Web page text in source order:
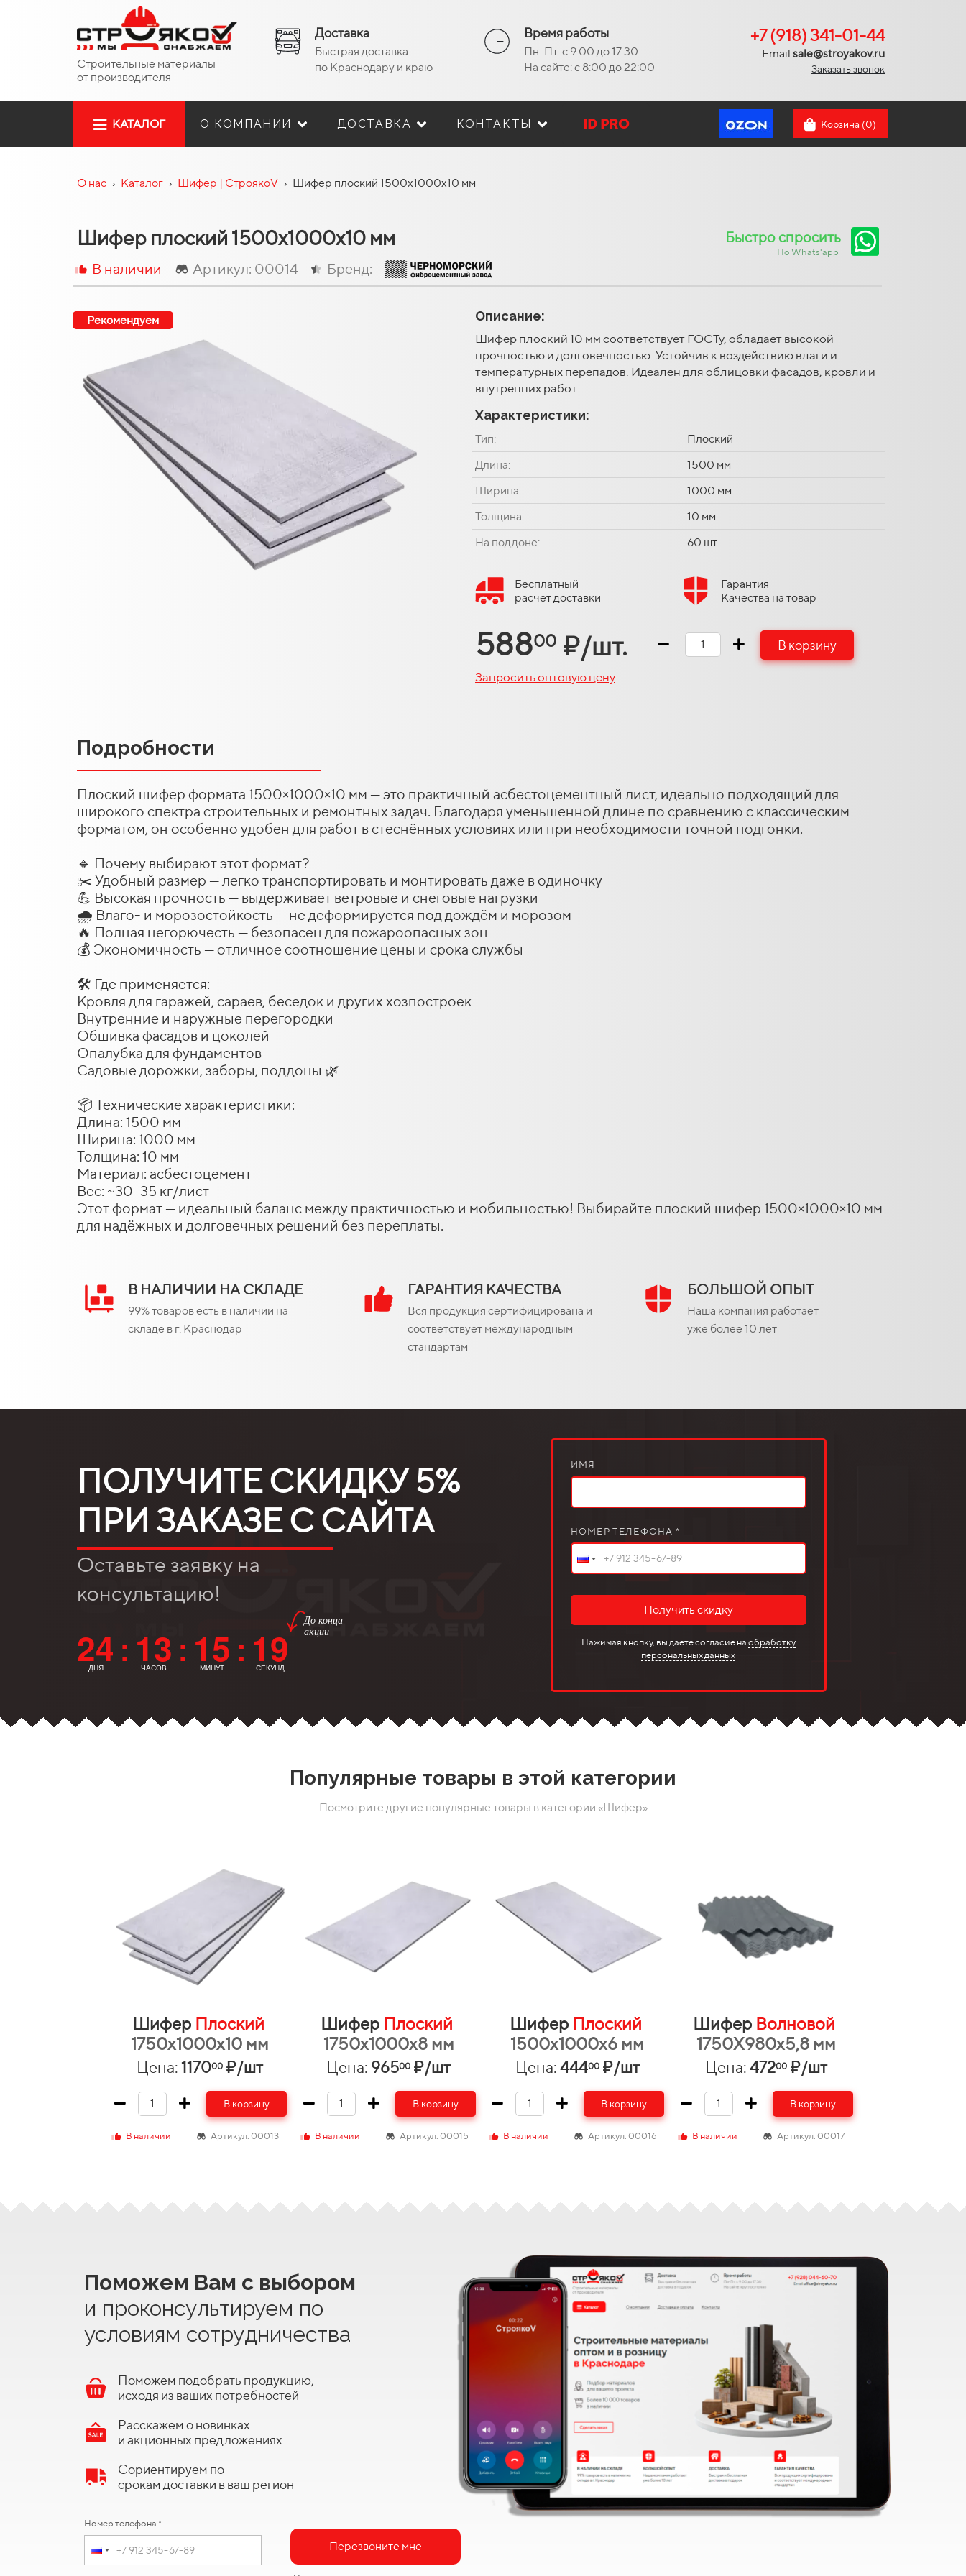
Строительные материалы
от производителя
Доставка
Быстрая доставка
по Краснодару и краю
Время работы
Пн-Пт: с 9:00 до 17:30
На сайте: с 8:00 до 22:00
+7 (918) 341-01-44
Email:sale@stroyakov.ru
Заказать звонок
КАТАЛОГ О КОМПАНИИ ДОСТАВКА КОНТАКТЫ ID PRO Корзина (0)
О нас › Каталог › Шифер | СтроякоV › Шифер плоский 1500х1000х10 мм
Шифер плоский 1500х1000х10 мм Быстро спросить
По Whats'app
В наличии Артикул: 00014 Бренд:
Рекомендуем Описание:
Шифер плоский 10 мм соответствует ГОСТу, обладает высокой
прочностью и долговечностью. Устойчив к воздействию влаги и
температурных перепадов. Идеален для облицовки фасадов, кровли и
внутренних работ.
Характеристики:
Тип:
Плоский
Длина:
1500 мм
Ширина:
1000 мм
Толщина:
10 мм
На поддоне:
60 шт
Бесплатный
расчет доставки
Гарантия
Качества на товар
58800 ₽/шт.
Запросить оптовую цену
В корзину
Подробности
Плоский шифер формата 1500×1000×10 мм — это практичный асбестоцементный лист, идеально подходящий для
широкого спектра строительных и ремонтных задач. Благодаря уменьшенной длине по сравнению с классическим
форматом, он особенно удобен для работ в стеснённых условиях или при необходимости точной подгонки.
🔹 Почему выбирают этот формат?
✂️ Удобный размер — легко транспортировать и монтировать даже в одиночку
💪 Высокая прочность — выдерживает ветровые и снеговые нагрузки
🌧️ Влаго- и морозостойкость — не деформируется под дождём и морозом
🔥 Полная негорючесть — безопасен для пожароопасных зон
💰 Экономичность — отличное соотношение цены и срока службы
🛠️ Где применяется:
Кровля для гаражей, сараев, беседок и других хозпостроек
Внутренние и наружные перегородки
Обшивка фасадов и цоколей
Опалубка для фундаментов
Садовые дорожки, заборы, поддоны 🌿
📦 Технические характеристики:
Длина: 1500 мм
Ширина: 1000 мм
Толщина: 10 мм
Материал: асбестоцемент
Вес: ~30–35 кг/лист
Этот формат — идеальный баланс между практичностью и мобильностью! Выбирайте плоский шифер 1500×1000×10 мм
для надёжных и долговечных решений без переплаты.
В НАЛИЧИИ НА СКЛАДЕ
99% товаров есть в наличии на
складе в г. Краснодар
ГАРАНТИЯ КАЧЕСТВА
Вся продукция сертифицирована и
соответствует международным
стандартам
БОЛЬШОЙ ОПЫТ
Наша компания работает
уже более 10 лет
ПОЛУЧИТЕ СКИДКУ 5%
ПРИ ЗАКАЗЕ С САЙТА
Оставьте заявку на
консультацию!
До конца
акции
24:
ДНЯ 13:
ЧАСОВ 15:
МИНУТ 18
СЕКУНД
ИМЯ
НОМЕР ТЕЛЕФОНА *
Получить скидку
Нажимая кнопку, вы даете согласие на обработку
персональных данных
Популярные товары в этой категории
Посмотрите другие популярные товары в категории «Шифер»
Шифер Плоский
1750х1000х10 мм
Цена:117000 ₽/шт
В корзину
В наличии Артикул: 00013
Шифер Плоский
1750х1000х8 мм
Цена: 96500 ₽/шт
В корзину
В наличии Артикул: 00015
Шифер Плоский
1500х1000х6 мм
Цена:44400 ₽/шт
В корзину
В наличии Артикул: 00016
Шифер Волновой
1750Х980х5,8 мм
Цена:47200 ₽/шт
В корзину
В наличии Артикул: 00017
Поможем Вам с выбором
и проконсультируем по
условиям сотрудничества
Поможем подобрать продукцию,
исходя из ваших потребностей
Расскажем о новинках
и акционных предложениях
Сориентируем по
срокам доставки в ваш регион
Номер телефона *
Перезвоните мне